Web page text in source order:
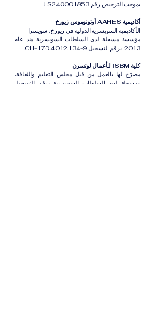
بموجب الترخيص رقم LS240001853.
أكاديمية AAHES أوتونوموس زيورخ
الأكاديمية السويسرية الدولية في زيورخ، سويسرا
مؤسسة مسجلة لدى السلطات السويسرية منذ عام
2013، برقم التسجيل CH-170.4.012.134-9.
كلية ISBM للأعمال لوتسرن
مصرّح لها بالعمل من قبل مجلس التعليم والثقافة،
ومسجلة لدى السلطات السويسرية برقم التسجيل